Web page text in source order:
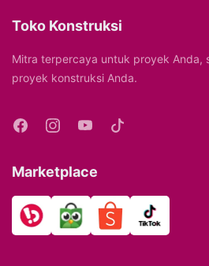
Toko Konstruksi
Mitra terpercaya untuk proyek Anda,
proyek konstruksi Anda.
Marketplace